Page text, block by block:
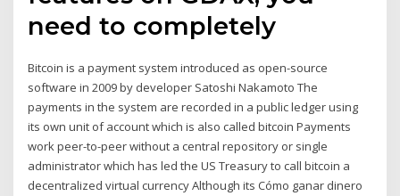
need to completely
Bitcoin is a payment system introduced as open-source
software in 2009 by developer Satoshi Nakamoto The
payments in the system are recorded in a public ledger using
its own unit of account which is also called bitcoin Payments
work peer-to-peer without a central repository or single
administrator which has led the US Treasury to call bitcoin a
decentralized virtual currency Although its Cómo ganar dinero